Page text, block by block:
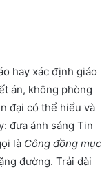
hay xác định giáo
án, không phòng
đại có thể hiểu và
đưa ánh sáng Tin
là Công đồng mục
đường. Trải dài